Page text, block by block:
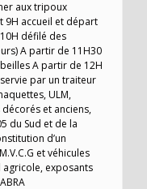
aux tripoux
9H accueil et départ
défilé des
A partir de 11H30
A partir de 12H
par un traiteur
ULM,
et anciens,
du Sud et de la
d’un
et véhicules
exposants